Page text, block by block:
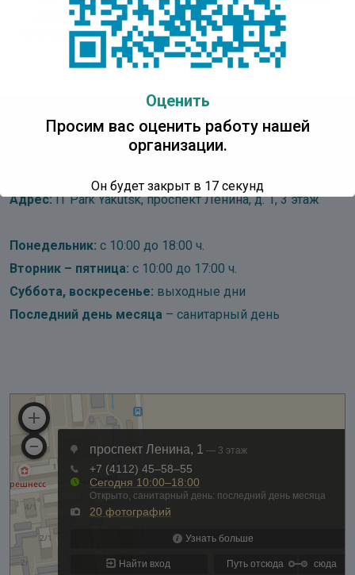
родного языка и письменности
Открытие “Арктик Бук Фест”
Детская Точка Кипения
Адрес:IT Park Yakutsk, проспект Ленина, д. 1, 3 этаж
Понедельник: с 10:00 до 18:00 ч.
Вторник – пятница: с 10:00 до 17:00 ч.
Суббота, воскресенье: выходные дни
Последний день месяца – санитарный день
Оценить
Просим вас оценить работу нашей
организации.
Он будет закрыт в 16 секунд